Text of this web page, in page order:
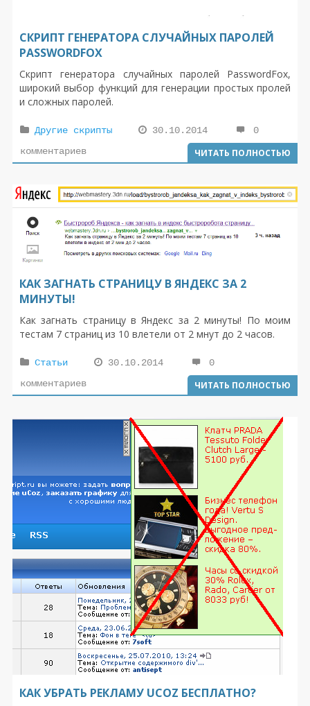
СКРИПТ ГЕНЕРАТОРА СЛУЧАЙНЫХ ПАРОЛЕЙ
PASSWORDFOX
Скрипт генератора случайных паролей PasswordFox,
широкий выбор функций для генерации простых пролей
и сложных паролей.
Другие скрипты 30.10.2014
0
комментариев
ЧИТАТЬ ПОЛНОСТЬЮ
КАК ЗАГНАТЬ СТРАНИЦУ В ЯНДЕКС ЗА 2
МИНУТЫ!
Как загнать страницу в Яндекс за 2 минуты! По моим
тестам 7 страниц из 10 влетели от 2 мнут до 2 часов.
Статьи 30.10.2014
0
комментариев
ЧИТАТЬ ПОЛНОСТЬЮ
КАК УБРАТЬ РЕКЛАМУ UCOZ БЕСПЛАТНО?